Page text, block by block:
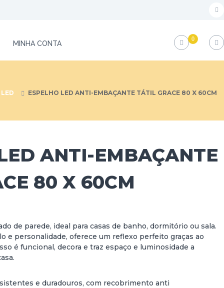
f
c
MINHA CONTA
0
ESPELHO LED ANTI-EMBAÇANTE TÁTIL GRACE 80 X 60CM
ANTI-EMBAÇANTE
80 X 60CM
de parede, ideal para casas de banho, dormitório ou sala.
e personalidade, oferece um reflexo perfeito graças ao
é funcional, decora e traz espaço e luminosidade a
e duradouros, com recobrimento anti